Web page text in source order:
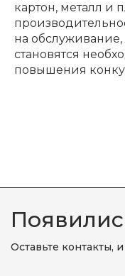
картон, металл и
на
становятся
повышения
Оставьте контакты,